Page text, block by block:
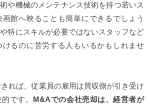
や機械のメンテナンス技術を持つ若いス
館へ映ることも簡単にできるでしょう
特にスキルが必要ではないスタッフなど
けるのに苦労する人もいるかもしれませ
れば、従業員の雇用は買収側が引き受け
です。 M&Aでの会社売却は、経営者が